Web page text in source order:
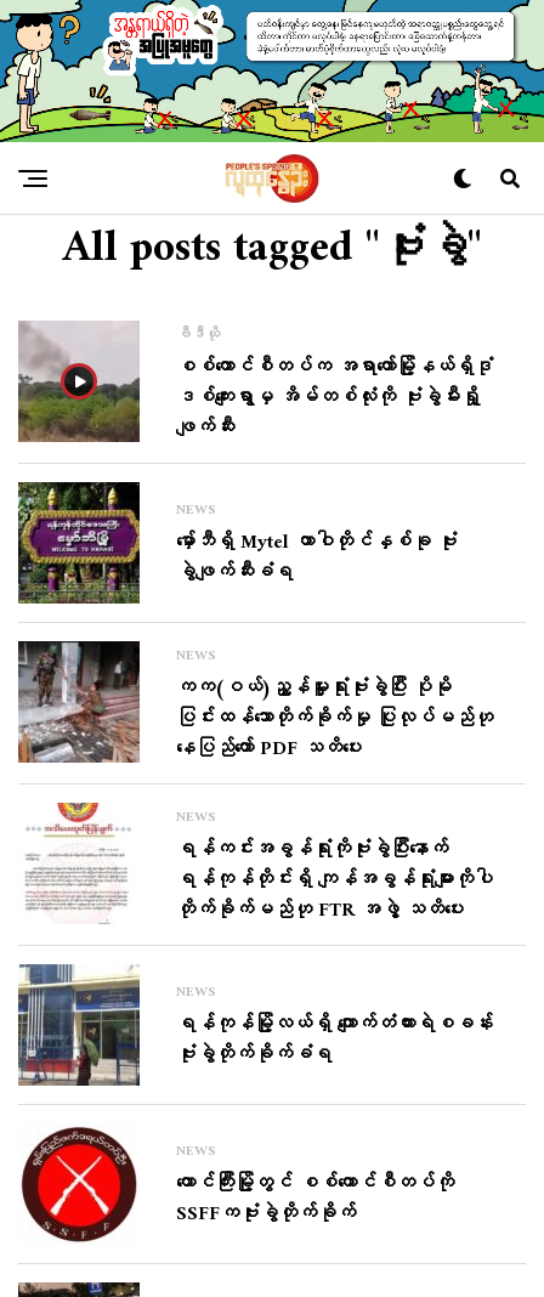
All posts tagged "ဗုံးခွဲ"
ဗီဒီယို
စစ်​ကောင်စီတပ်က အရာ​တော်မြို့နယ်ရှိဒုံ
ဒစ်​ကျေးရွာမှ အိမ်တစ်လုံးကို ဗုံးခွဲမီးရှို့
ဖျက်ဆီး
NEWS
မှော်ဘီရှိ Mytel တာဝါတိုင်နှစ်ခု ဗုံး
ခွဲဖျက်ဆီးခံရ
NEWS
ကက(ဝယ်)ညွှန်မှူးရုံးဗုံးခွဲပြီး ပိုမို
ပြင်းထန်​သောတိုက်ခိုက်မှု ပြုလုပ်မည်ဟု​​
နေပြည်​တော် PDF သတိပေး
NEWS
ရန်ကင်းအခွန်ရုံးကိုဗုံးခွဲပြီးနောက်
ရန်ကုန်တိုင်းရှိ ကျန်အခွန်ရုံးများကိုပါ
တိုက်ခိုက်မည်ဟု FTR အဖွဲ့ သတိပေး
NEWS
ရန်ကုန်မြို့လယ်ရှိ ကျောက်တံတားရဲစခန်း
ဗုံးခွဲတိုက်ခိုက်ခံရ
NEWS
တောင်ကြီးမြို့တွင် စစ်ကောင်စီတပ်ကို
SSFFကဗုံးခွဲတိုက်ခိုက်